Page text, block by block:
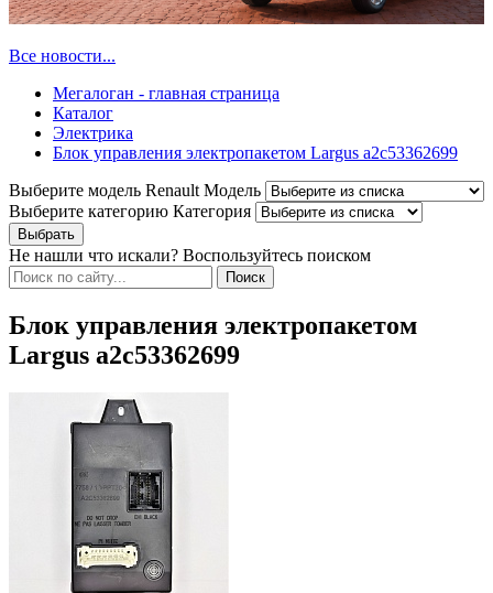
Все новости...
Мегалоган - главная страница
Каталог
Электрика
Блок управления электропакетом Largus a2c53362699
Выберите модель Renault Модель
Выберите категорию Категория
Не нашли что искали? Воспользуйтесь поиском
Блок управления электропакетом
Largus a2c53362699